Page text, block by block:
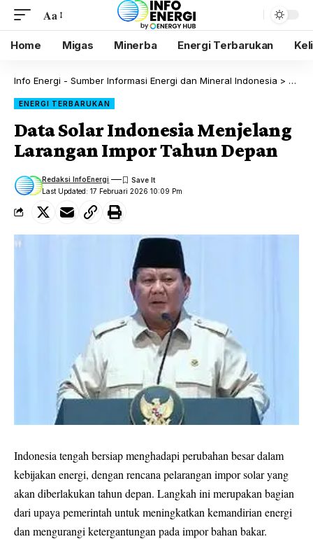
Aa
Home Migas Minerba Energi Terbarukan
Info Energi - Sumber Informasi Energi dan Mineral Indonesia > Blog
ENERGI TERBARUKAN
Data Solar Indonesia Menjelang
Larangan Impor Tahun Depan
Last Updated: 17 Februari 2026 10:09 Pm
Redaksi InfoEnergi
Indonesia tengah bersiap menghadapi perubahan besar dalam
kebijakan energi, dengan rencana pelarangan impor solar yang
akan diberlakukan tahun depan. Langkah ini merupakan bagian
dari upaya pemerintah untuk meningkatkan kemandirian energi
dan mengurangi ketergantungan pada impor bahan bakar.